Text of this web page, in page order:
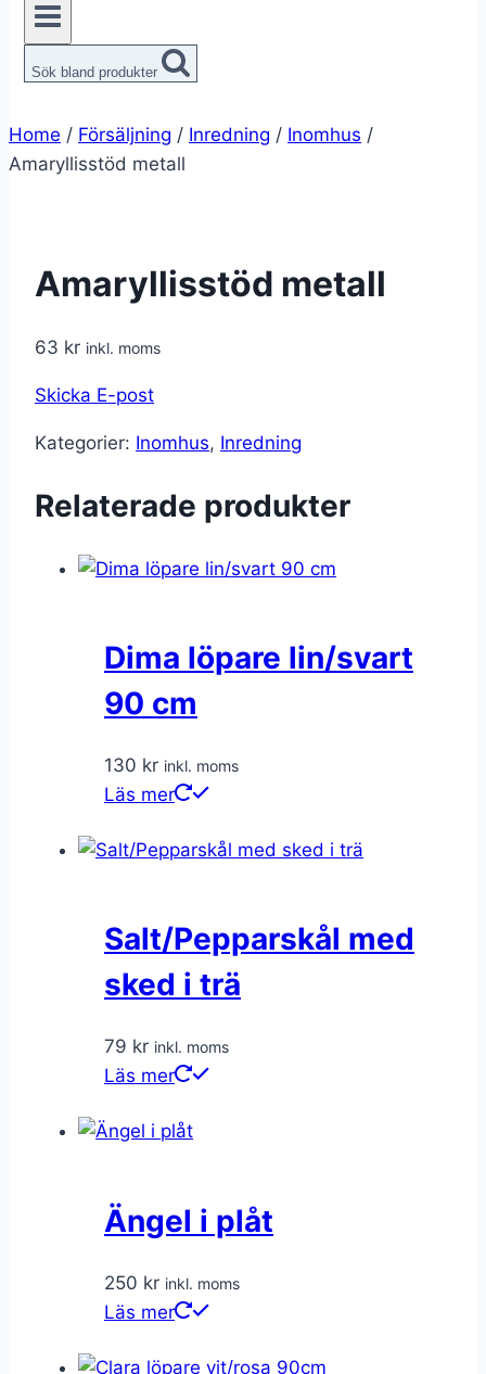
Sök bland produkter
Home / Försäljning / Inredning / Inomhus /
Amaryllisstöd metall
Amaryllisstöd metall
63 kr inkl. moms
Skicka E-post
Kategorier: Inomhus, Inredning
Relaterade produkter
Dima löpare lin/svart
90 cm
130 kr inkl. moms
Läs mer
Salt/Pepparskål med
sked i trä
79 kr inkl. moms
Läs mer
Ängel i plåt
250 kr inkl. moms
Läs mer